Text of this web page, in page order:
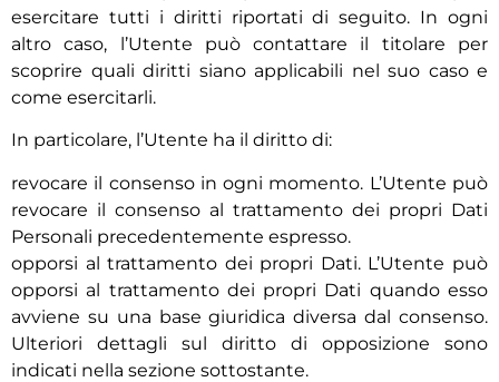
esercitare tutti i diritti riportati di seguito. In ogni
altro caso, l’Utente può contattare il titolare per
scoprire quali diritti siano applicabili nel suo caso e
come esercitarli.
In particolare, l’Utente ha il diritto di:
revocare il consenso in ogni momento. L’Utente può
revocare il consenso al trattamento dei propri Dati
Personali precedentemente espresso.
opporsi al trattamento dei propri Dati. L’Utente può
opporsi al trattamento dei propri Dati quando esso
avviene su una base giuridica diversa dal consenso.
Ulteriori dettagli sul diritto di opposizione sono
indicati nella sezione sottostante.